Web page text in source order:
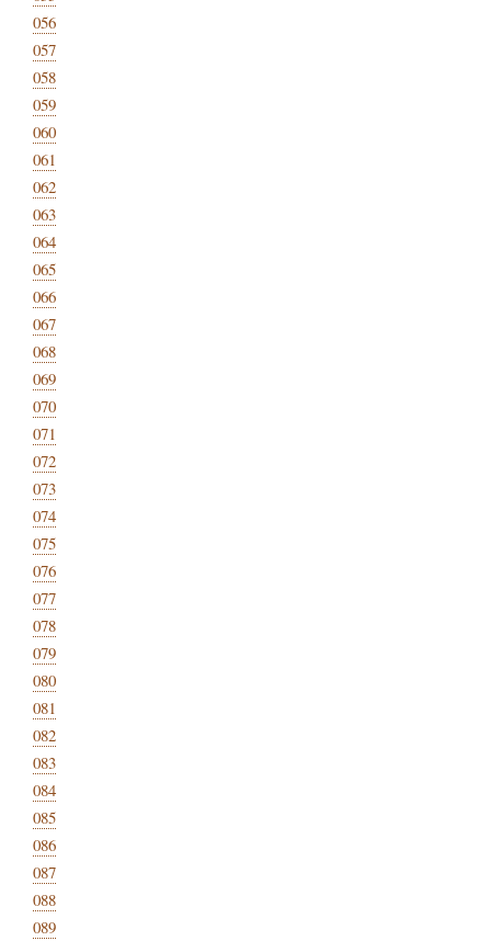
056
057
058
059
060
061
062
063
064
065
066
067
068
069
070
071
072
073
074
075
076
077
078
079
080
081
082
083
084
085
086
087
088
089